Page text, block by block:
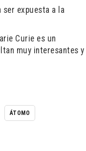
expuesta a la
Curie es un
muy interesantes y
ÁTOMO